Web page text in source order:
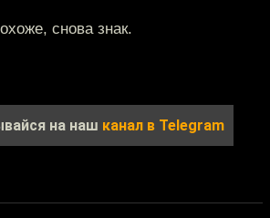
снова знак.
на наш канал в Telegram